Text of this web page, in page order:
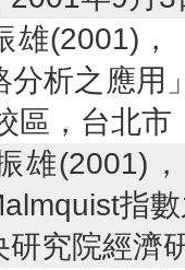
雄(2001)
分析之應用
區，台北
雄(2001)
指
研究院經濟